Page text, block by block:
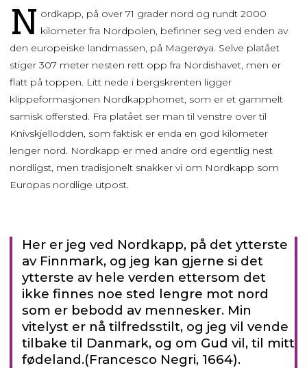
N ordkapp, på over 71 grader nord og rundt 2000
kilometer fra Nordpolen, befinner seg ved enden av
den europeiske landmassen, på Magerøya. Selve platået
stiger 307 meter nesten rett opp fra Nordishavet, men er
flatt på toppen. Litt nede i bergskrenten ligger
klippeformasjonen Nordkapphornet, som er et gammelt
samisk offersted. Fra platået ser man til venstre over til
Knivskjellodden, som faktisk er enda en god kilometer
lenger nord. Nordkapp er med andre ord egentlig nest
nordligst, men tradisjonelt snakker vi om Nordkapp som
Europas nordlige utpost.
Her er jeg ved Nordkapp, på det ytterste
av Finnmark, og jeg kan gjerne si det
ytterste av hele verden ettersom det
ikke finnes noe sted lengre mot nord
som er bebodd av mennesker. Min
vitelyst er nå tilfredsstilt, og jeg vil vende
tilbake til Danmark, og om Gud vil, til mitt
fødeland.(Francesco Negri, 1664).